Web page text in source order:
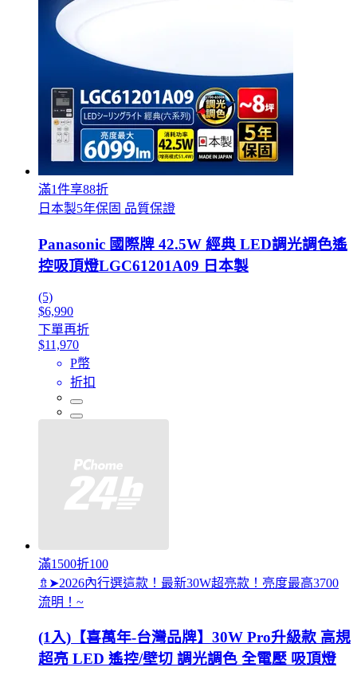
滿1件享88折
日本製5年保固 品質保證
Panasonic 國際牌 42.5W 經典 LED調光調色遙
控吸頂燈LGC61201A09 日本製
(5)
$6,990
下單再折
$11,970
P幣
折扣
滿1500折100
⇯➤2026內行選這款！最新30W超亮款！亮度最高3700
流明！~
(1入)【喜萬年-台灣品牌】30W Pro升級款 高規
超亮 LED 遙控/壁切 調光調色 全電壓 吸頂燈